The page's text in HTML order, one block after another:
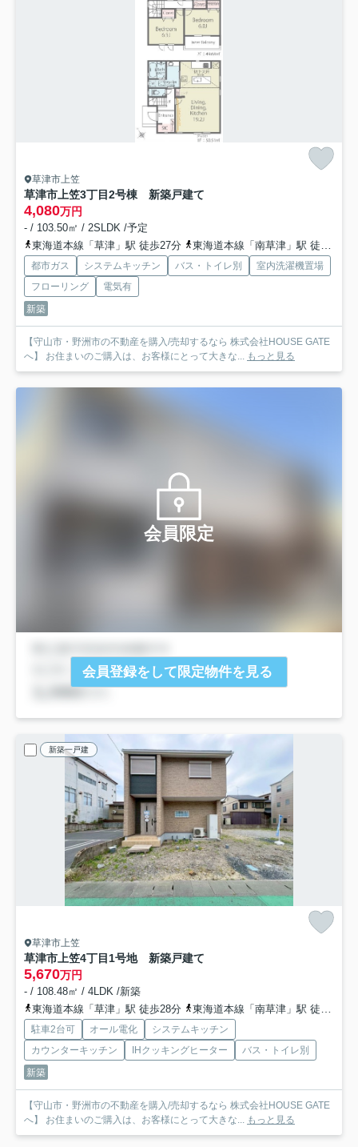
草津市上笠
草津市上笠3丁目2号棟 新築戸建て
4,080万円
- / 103.50㎡ / 2SLDK /予定
東海道本線「草津」駅 徒歩27分
東海道本線「南草津」駅 徒歩52分
都市ガス システムキッチン バス・トイレ別
室内洗濯機置場
フローリング
電気有
新築
【守山市・野洲市の不動産を購入/売却するなら 株式会社HOUSE GATE
へ】 お住まいのご購入は、お客様にとって大きな... もっと見る
会員限定
会員登録をして限定物件を見る
新築一戸建
草津市上笠
草津市上笠4丁目1号地 新築戸建て
5,670万円
- / 108.48㎡ / 4LDK /新築
東海道本線「草津」駅 徒歩28分
東海道本線「南草津」駅 徒歩57分
駐車2台可 オール電化
システムキッチン
カウンターキッチン
IHクッキングヒーター
バス・トイレ別
新築
【守山市・野洲市の不動産を購入/売却するなら 株式会社HOUSE GATE
へ】 お住まいのご購入は、お客様にとって大きな... もっと見る